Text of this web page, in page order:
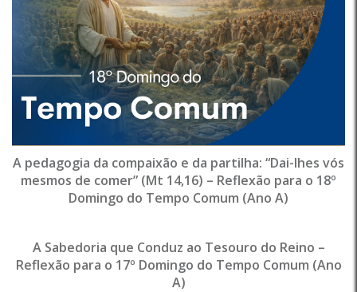
A pedagogia da compaixão e da partilha: “Dai-lhes vós
mesmos de comer” (Mt 14,16) – Reflexão para o 18º
Domingo do Tempo Comum (Ano A)
A Sabedoria que Conduz ao Tesouro do Reino –
Reflexão para o 17º Domingo do Tempo Comum (Ano
A)